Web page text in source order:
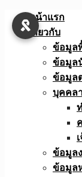
Skip
หน้าแรก
เกี่ยวกับ
ข้อมูล
ข้อมูล
ข้อมูล
บุคคล
ข้อมูล
ข้อมูล